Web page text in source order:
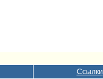
Ссылки